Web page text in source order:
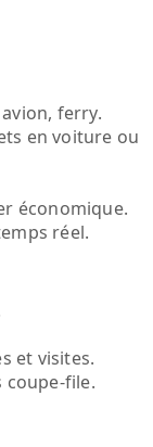
ferry.
en voiture ou
économique.
réel.
et visites.
coupe-file.